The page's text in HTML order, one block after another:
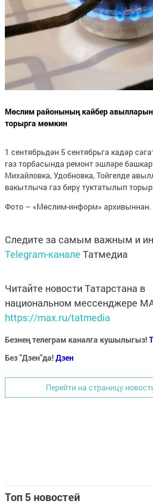
Мөслим районының кайбер
торырга мөмкин
1 сентябрьдән 5 сентябрьга кадәр
газ торбасында ремонт эшләре
Михайловка, Удобновка, Тойгелде
вакытлыча газ бирү туктатылып
Фото – «Мөслим-информ» архивыннан.
Следите за самым важным и
Telegram-канале Татмедиа
Читайте новости Татарстана в
национальном мессенджере
https://max.ru/tatmedia
Безнең телеграм каналга кушылыгыз!
Без "Дзен"да!Дзен
Перейти на страницу
Топ 5 новостей